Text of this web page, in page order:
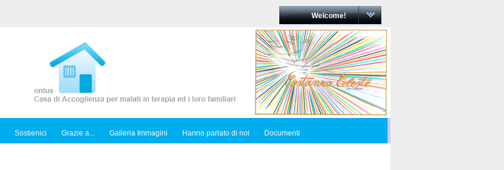
Welcome!
Sostienici Grazie a... Galleria Immagini Hanno parlato di noi Documenti